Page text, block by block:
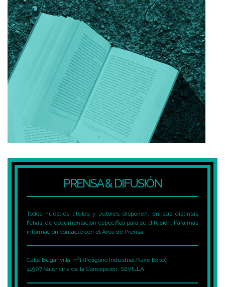
PRENSA & DIFUSIÓN
Todos nuestros títulos y autores disponen, en sus distintas
fichas, de documentación específica para su difusión. Para más
información contacte con el Área de Prensa.
Calle Buganvilla, nº1 (Polígono Industrial Nave Expo)
41907 Valencina de la Concepción, SEVILLA